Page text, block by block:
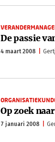
De passie
4 maart 2008
Op zoek
7 januari 2008